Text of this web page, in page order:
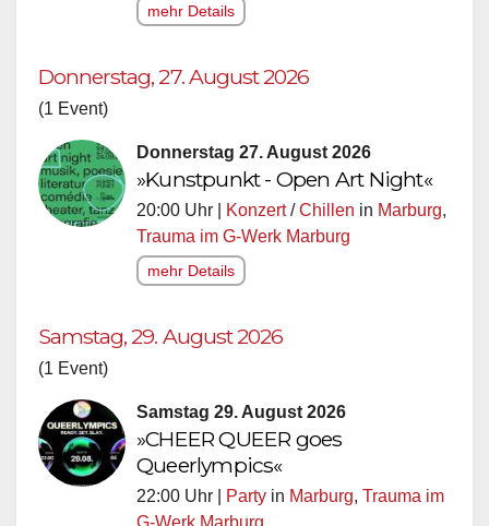
mehr Details
Donnerstag, 27. August 2026
(1 Event)
Donnerstag 27. August 2026
»Kunstpunkt - Open Art Night«
20:00 Uhr | Konzert/Chillen in Marburg,
Trauma im G-Werk Marburg
mehr Details
Samstag, 29. August 2026
(1 Event)
Samstag 29. August 2026
»CHEER QUEER goes
Queerlympics«
22:00 Uhr | Party in Marburg, Trauma im
G-Werk Marburg